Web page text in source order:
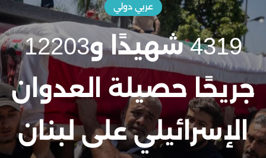
عربي دولي
4319 شهيدًا و12203
جريحًا حصيلة العدوان
الإسرائيلي على لبنان